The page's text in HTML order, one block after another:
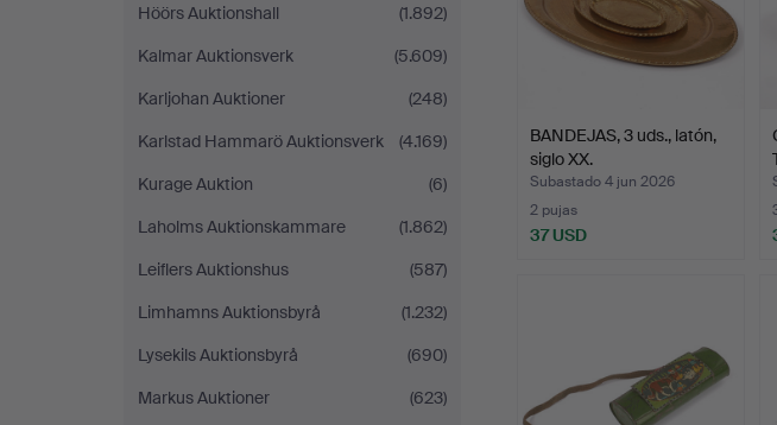
Höörs Auktionshall
(1.892)
Kalmar Auktionsverk
(5.609)
Karljohan Auktioner
(248)
Karlstad Hammarö Auktionsverk
(4.169)
Kurage Auktion
(6)
Laholms Auktionskammare
(1.862)
Leiflers Auktionshus
(587)
Limhamns Auktionsbyrå
(1.232)
Lysekils Auktionsbyrå
(690)
Markus Auktioner
(623)
BANDEJAS, 3 uds., latón,
siglo XX.
Subastado 4 jun 2026
2 pujas
37 USD